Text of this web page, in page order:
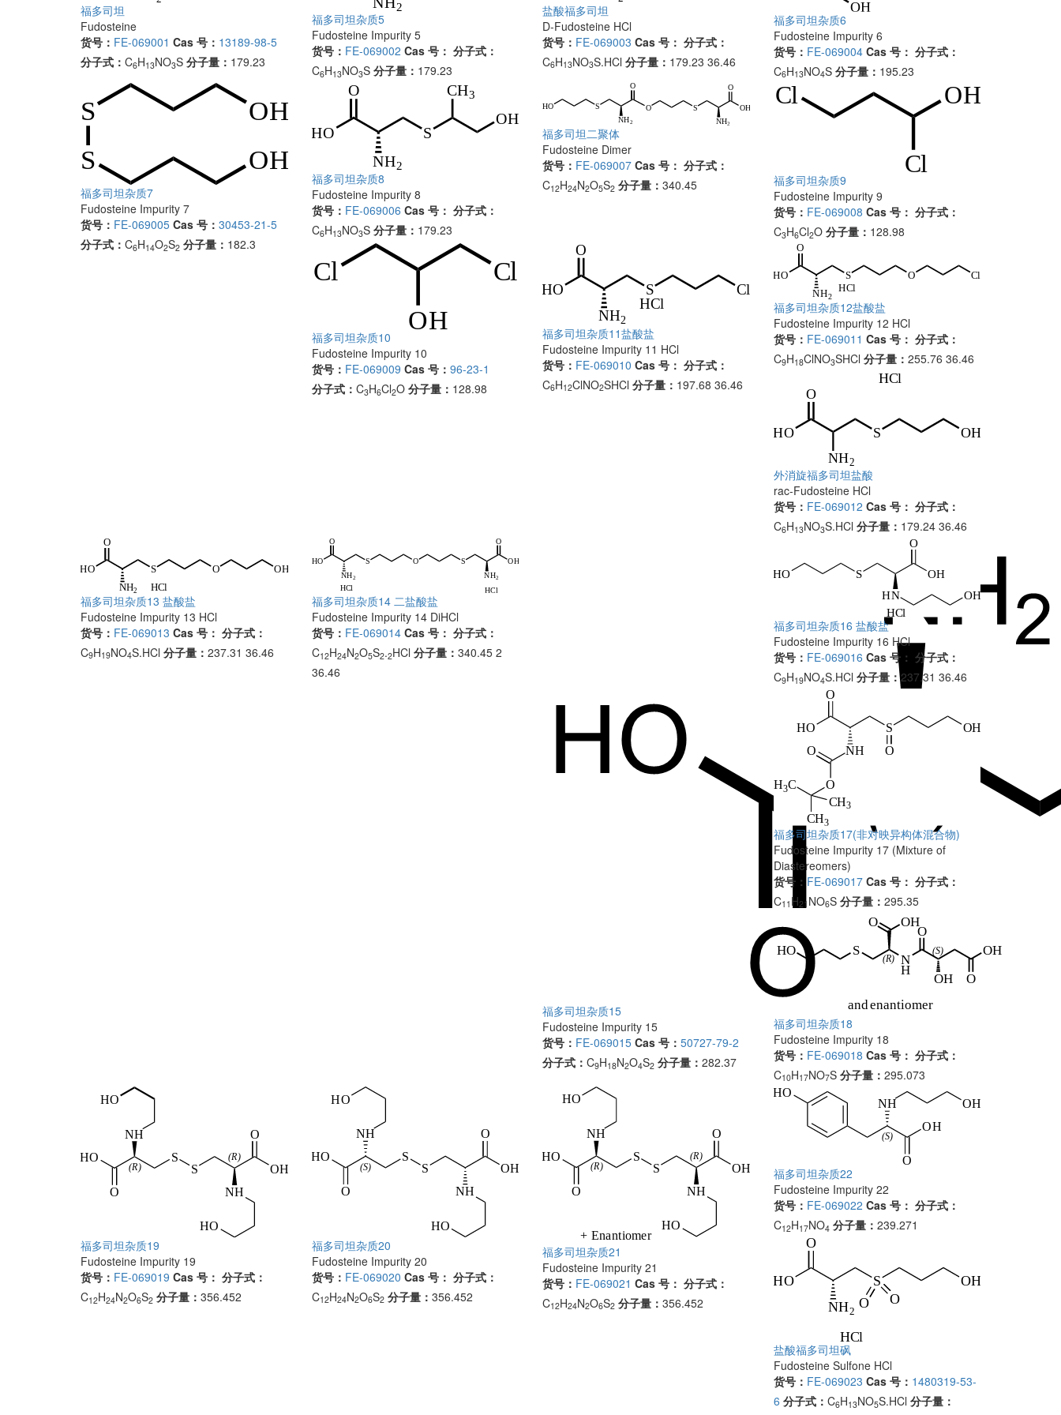
福多司坦
Fudosteine
货号： FE-069001 Cas 号： 13189-98-5
分子式： C6H13NO3S 分子量： 179.23
福多司坦杂质5
Fudosteine Impurity 5
货号： FE-069002 Cas 号： 分子式：
C6H13NO3S 分子量： 179.23
盐酸福多司坦
D-Fudosteine HCl
货号： FE-069003 Cas 号： 分子式：
C6H13NO3S.HCl 分子量： 179.23 36.46
福多司坦杂质6
Fudosteine Impurity 6
货号： FE-069004 Cas 号： 分子式：
C6H13NO4S 分子量： 195.23
福多司坦杂质7
Fudosteine Impurity 7
货号： FE-069005 Cas 号： 30453-21-5
分子式： C6H14O2S2 分子量： 182.3
福多司坦杂质8
Fudosteine Impurity 8
货号： FE-069006 Cas 号： 分子式：
C6H13NO3S 分子量： 179.23
福多司坦二聚体
Fudosteine Dimer
货号： FE-069007 Cas 号： 分子式：
C12H24N2O5S2 分子量： 340.45
福多司坦杂质9
Fudosteine Impurity 9
货号： FE-069008 Cas 号： 分子式：
C3H6Cl2O 分子量： 128.98
福多司坦杂质10
Fudosteine Impurity 10
货号： FE-069009 Cas 号： 96-23-1
分子式： C3H6Cl2O 分子量： 128.98
福多司坦杂质11盐酸盐
Fudosteine Impurity 11 HCl
货号： FE-069010 Cas 号： 分子式：
C6H12ClNO2SHCl 分子量： 197.68 36.46
福多司坦杂质12盐酸盐
Fudosteine Impurity 12 HCl
货号： FE-069011 Cas 号： 分子式：
C9H18ClNO3SHCl 分子量： 255.76 36.46
外消旋福多司坦盐酸
rac-Fudosteine HCl
货号： FE-069012 Cas 号： 分子式：
C6H13NO3S.HCl 分子量： 179.24 36.46
福多司坦杂质13 盐酸盐
Fudosteine Impurity 13 HCl
货号： FE-069013 Cas 号： 分子式：
C9H19NO4S.HCl 分子量： 237.31 36.46
福多司坦杂质14 二盐酸盐
Fudosteine Impurity 14 DiHCl
货号： FE-069014 Cas 号： 分子式：
C12H24N2O5S2.2HCl 分子量： 340.45 2
36.46
福多司坦杂质15
Fudosteine Impurity 15
货号： FE-069015 Cas 号： 50727-79-2
分子式： C9H18N2O4S2 分子量： 282.37
福多司坦杂质16 盐酸盐
Fudosteine Impurity 16 HCl
货号： FE-069016 Cas 号： 分子式：
C9H19NO4S.HCl 分子量：237.31 36.46
福多司坦杂质17(非对映异构体混合物)
Fudosteine Impurity 17 (Mixture of
Diastereomers)
货号： FE-069017 Cas 号： 分子式：
C11 H21 NO6S 分子量： 295.35
福多司坦杂质18
Fudosteine Impurity 18
货号： FE-069018 Cas 号： 分子式：
C10H17NO7S 分子量： 295.073
福多司坦杂质19
Fudosteine Impurity 19
货号： FE-069019 Cas 号： 分子式：
C12H24N2O6S2 分子量： 356.452
福多司坦杂质20
Fudosteine Impurity 20
货号： FE-069020 Cas 号： 分子式：
C12H24N2O6S2 分子量： 356.452
福多司坦杂质21
Fudosteine Impurity 21
货号： FE-069021 Cas 号： 分子式：
C12H24N2O6S2 分子量： 356.452
福多司坦杂质22
Fudosteine Impurity 22
货号： FE-069022 Cas 号： 分子式：
C12H17NO4 分子量： 239.271
盐酸福多司坦砜
Fudosteine Sulfone HCl
货号： FE-069023 Cas 号： 1480319-53-
6 分子式： C6H13NO5S.HCl 分子量：